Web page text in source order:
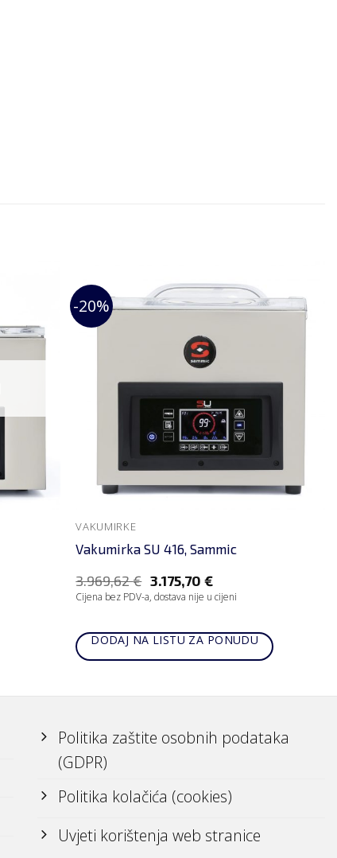
-20%
VAKUMIRKE
Vakumirka SU 416, Sammic
3.969,62€ 3.175,70 €
Cijena bez PDV-a, dostava nije u cijeni
DODAJ NA LISTU ZA PONUDU
Politika zaštite osobnih podataka
(GDPR)
Politika kolačića (cookies)
Uvjeti korištenja web stranice